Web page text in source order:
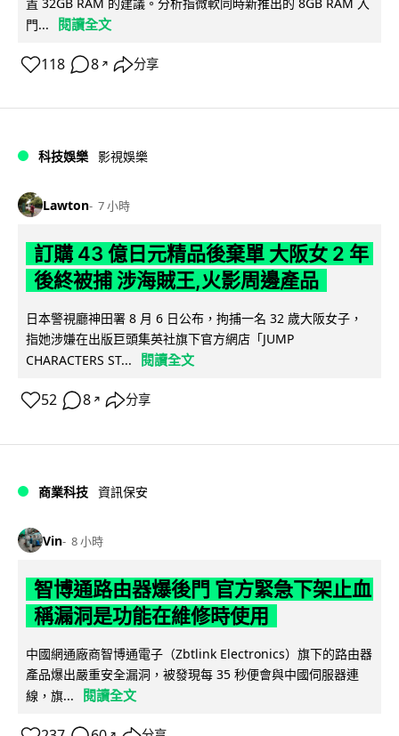
門...
閱讀全文
118 8 ↗ 分享
科技娛樂 影視娛樂
Lawton 7 小時
訂購 43 億日元精品後棄單 大阪女 2 年
後終被捕 涉海賊王,火影周邊產品
日本警視廳神田署 8 月 6 日公布，拘捕一名 32 歲大阪女子，
指她涉嫌在出版巨頭集英社旗下官方網店「JUMP
CHARACTERS ST...
閱讀全文
52 8 ↗ 分享
商業科技 資訊保安
Vin 8 小時
智博通路由器爆後門 官方緊急下架止血
稱漏洞是功能在維修時使用
中國網通廠商智博通電子（Zbtlink Electronics）旗下的路由器
產品爆出嚴重安全漏洞，被發現每 35 秒便會與中國伺服器連
線，旗...
閱讀全文